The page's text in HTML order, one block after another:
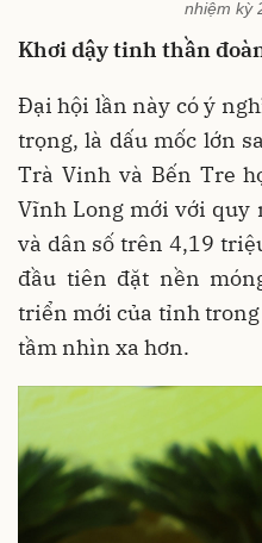
nhiệm kỳ
Khơi dậy tinh thần
Đại hội lần này có ý
trọng, là dấu mốc lớn
Trà Vinh và Bến Tre
Vĩnh Long mới với quy
và dân số trên 4,19
đầu tiên đặt nền
triển mới của tỉnh
tầm nhìn xa hơn.